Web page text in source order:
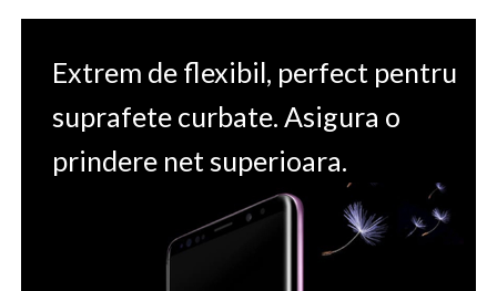
Extrem de flexibil, perfect pentru
suprafete curbate. Asigura o
prindere net superioara.